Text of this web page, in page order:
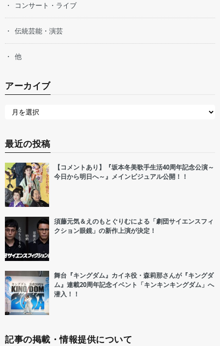
コンサート・ライブ
伝統芸能・演芸
他
アーカイブ
最近の投稿
【コメントあり】『坂本冬美歌手生活40周年記念公演～
今日から明日へ～』メインビジュアル公開！！
須藤元気＆えのもとぐりむによる「劇団サイエンスフィ
クション眼鏡」の新作上演が決定！
舞台『キングダム』カイネ役・森莉那さんが『キングダ
ム』連載20周年記念イベント「キンキンキングダム」へ
潜入！！
記事の掲載・情報提供について